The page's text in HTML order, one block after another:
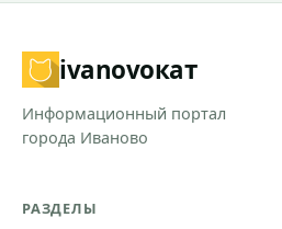
ivanovoкат
Информационный портал
города Иваново
РАЗДЕЛЫ